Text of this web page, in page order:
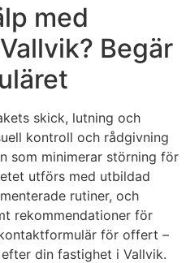
med
Begär
skick, lutning och
kontroll och rådgivning
som minimerar störning för
utförs med utbildad
rutiner, och
rekommendationer för
för offert –
din fastighet i Vallvik.